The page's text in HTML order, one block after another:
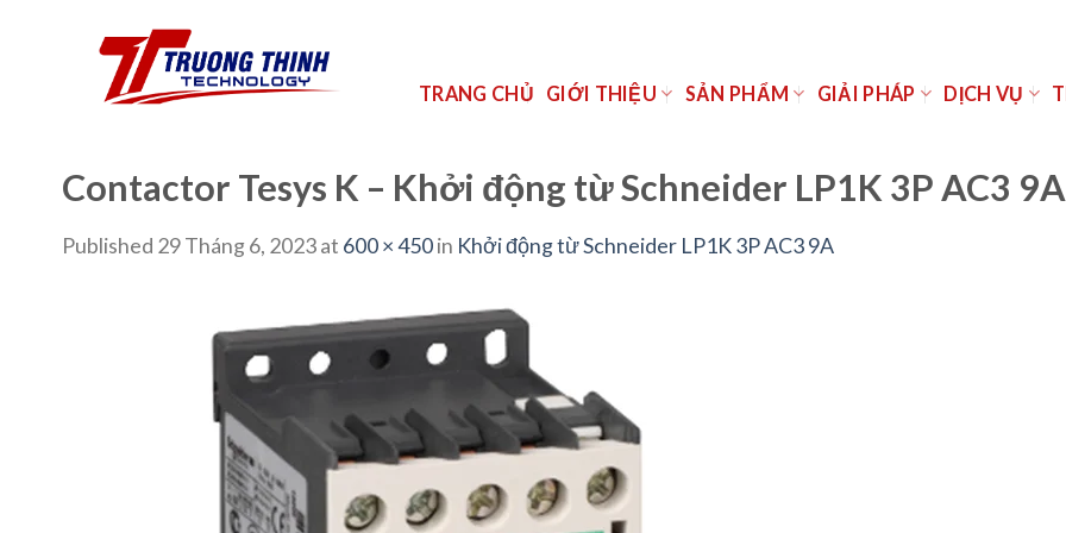
TRANG CHỦ GIỚI THIỆU SẢN PHẨM GIẢI PHÁP DỊCH VỤ
Contactor Tesys K – Khởi động từ Schneider LP1K 3P AC3 9A
Published 29 Tháng 6, 2023at 600 × 450in Khởi động từ Schneider LP1K 3P AC3 9A